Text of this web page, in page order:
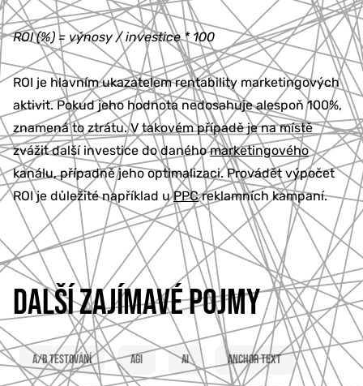
777 353 464
ROI (%) = výnosy / investice * 100
ROI je hlavním ukazatelem rentability marketingových
aktivit. Pokud jeho hodnota nedosahuje alespoň 100%,
znamená to ztrátu. V takovém případě je na místě
zvážit další investice do danéhomarketingového
kanálu, případně jeho optimalizaci. Provádět výpočet
ROI je důležité například uPPCreklamních kampaní.
DALŠÍ ZAJÍMAVÉ POJMY
A/B testování AGI AI Anchor text